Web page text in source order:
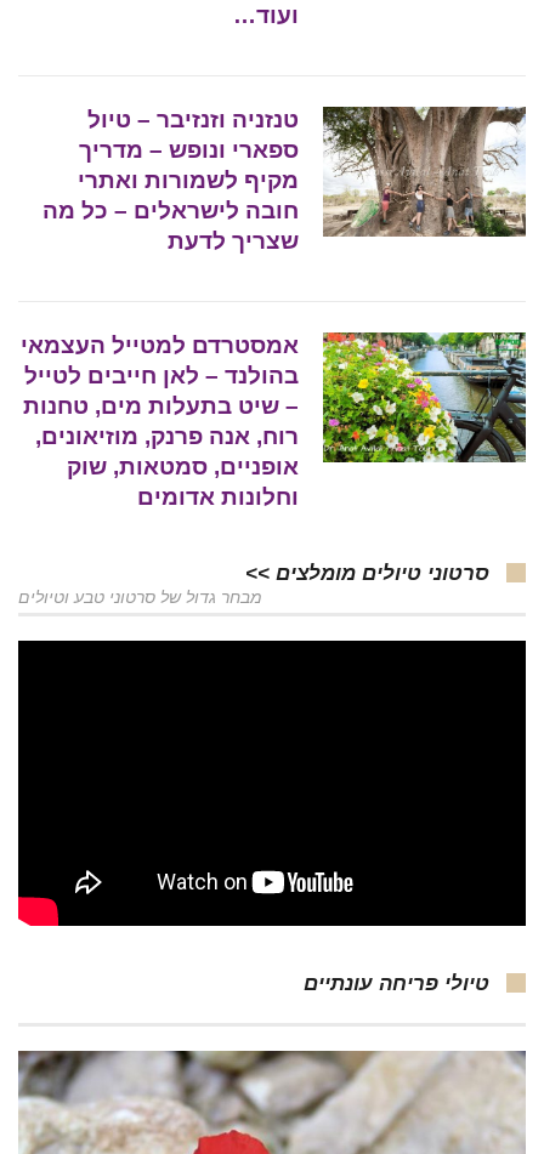
ועוד…
טנזניה וזנזיבר – טיול
ספארי ונופש – מדריך
מקיף לשמורות ואתרי
חובה לישראלים – כל מה
שצריך לדעת
אמסטרדם למטייל העצמאי
בהולנד – לאן חייבים לטייל
– שיט בתעלות מים, טחנות
רוח, אנה פרנק, מוזיאונים,
אופניים, סמטאות, שוק
וחלונות אדומים
סרטוני טיולים מומלצים >>
מבחר גדול של סרטוני טבע וטיולים
טיולי פריחה עונתיים